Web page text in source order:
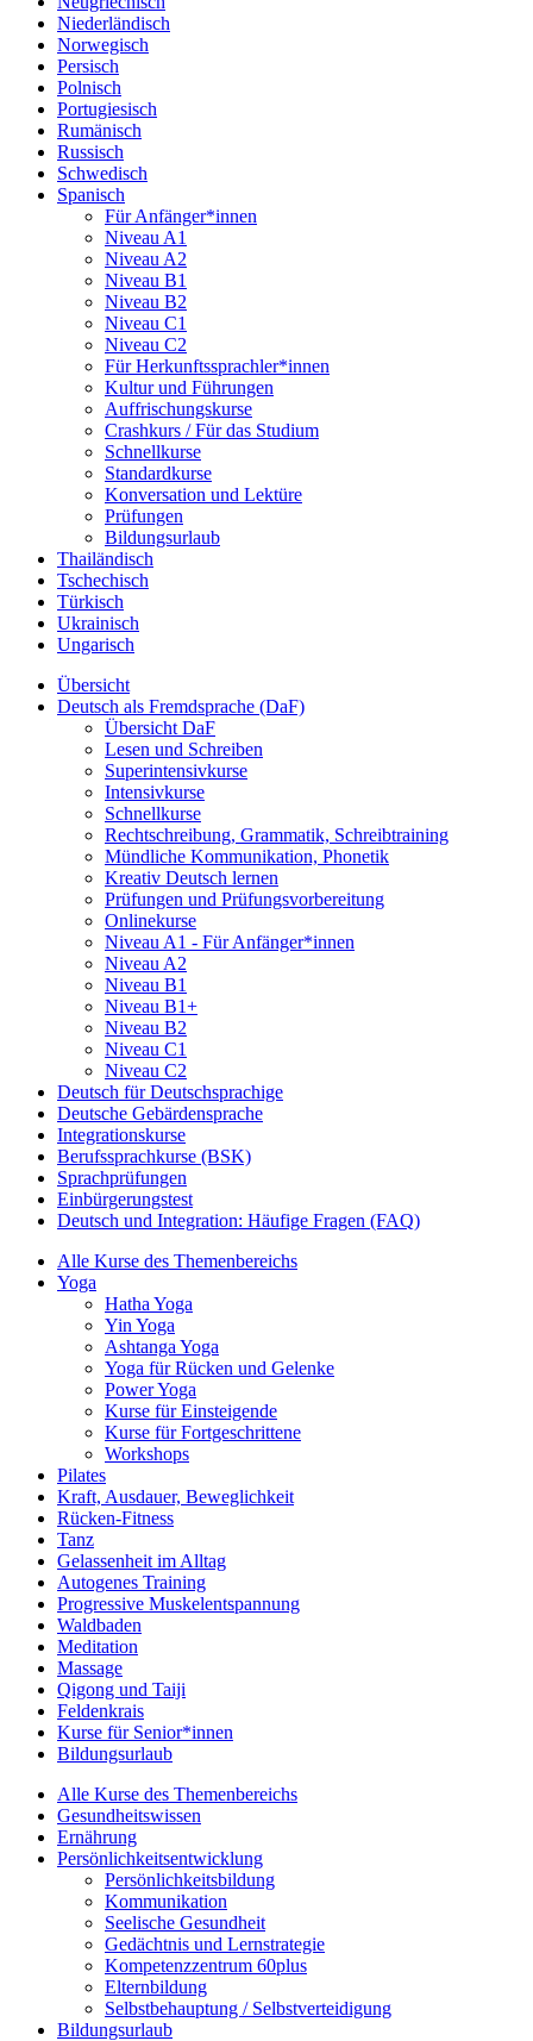
Niederländisch
Norwegisch
Persisch
Polnisch
Portugiesisch
Rumänisch
Russisch
Schwedisch
Spanisch
Für Anfänger*innen
Niveau A1
Niveau A2
Niveau B1
Niveau B2
Niveau C1
Niveau C2
Für Herkunftssprachler*innen
Kultur und Führungen
Auffrischungskurse
Crashkurs / Für das Studium
Schnellkurse
Standardkurse
Konversation und Lektüre
Prüfungen
Bildungsurlaub
Thailändisch
Tschechisch
Türkisch
Ukrainisch
Ungarisch
Übersicht
Deutsch als Fremdsprache (DaF)
Übersicht DaF
Lesen und Schreiben
Superintensivkurse
Intensivkurse
Schnellkurse
Rechtschreibung, Grammatik, Schreibtraining
Mündliche Kommunikation, Phonetik
Kreativ Deutsch lernen
Prüfungen und Prüfungsvorbereitung
Onlinekurse
Niveau A1 - Für Anfänger*innen
Niveau A2
Niveau B1
Niveau B1+
Niveau B2
Niveau C1
Niveau C2
Deutsch für Deutschsprachige
Deutsche Gebärdensprache
Integrationskurse
Berufssprachkurse (BSK)
Sprachprüfungen
Einbürgerungstest
Deutsch und Integration: Häufige Fragen (FAQ)
Alle Kurse des Themenbereichs
Yoga
Hatha Yoga
Yin Yoga
Ashtanga Yoga
Yoga für Rücken und Gelenke
Power Yoga
Kurse für Einsteigende
Kurse für Fortgeschrittene
Workshops
Pilates
Kraft, Ausdauer, Beweglichkeit
Rücken-Fitness
Tanz
Gelassenheit im Alltag
Autogenes Training
Progressive Muskelentspannung
Waldbaden
Meditation
Massage
Qigong und Taiji
Feldenkrais
Kurse für Senior*innen
Bildungsurlaub
Alle Kurse des Themenbereichs
Gesundheitswissen
Ernährung
Persönlichkeitsentwicklung
Persönlichkeitsbildung
Kommunikation
Seelische Gesundheit
Gedächtnis und Lernstrategie
Kompetenzzentrum 60plus
Elternbildung
Selbstbehauptung / Selbstverteidigung
Bildungsurlaub